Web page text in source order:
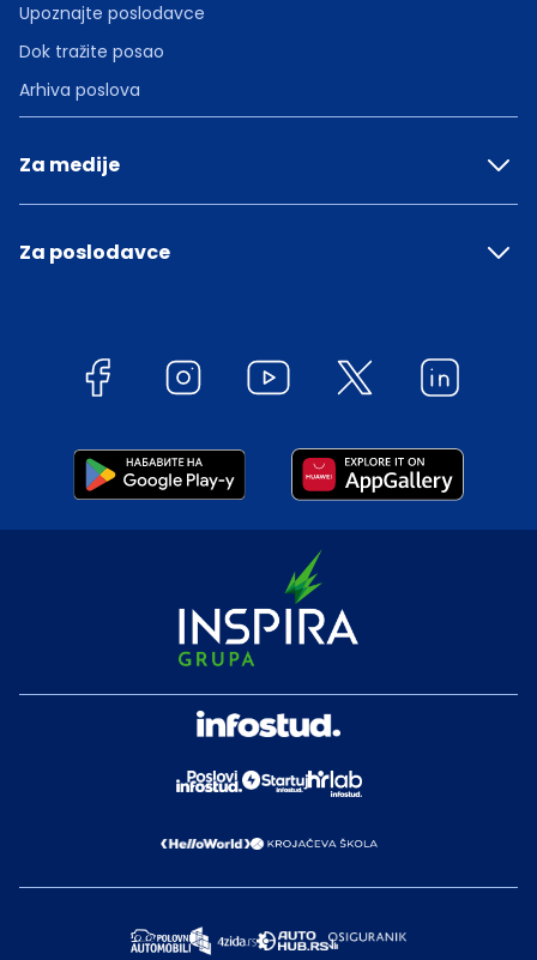
Upoznajte poslodavce
Dok tražite posao
Arhiva poslova
Za medije
Za poslodavce